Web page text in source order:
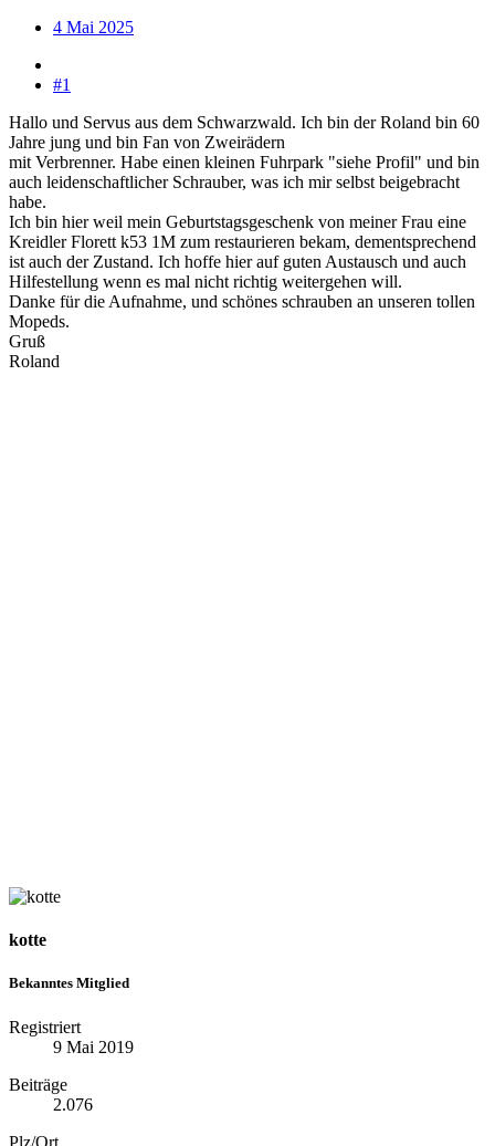
4 Mai 2025
#1
Hallo und Servus aus dem Schwarzwald. Ich bin der Roland bin 60
Jahre jung und bin Fan von Zweirädern
mit Verbrenner. Habe einen kleinen Fuhrpark "siehe Profil" und bin
auch leidenschaftlicher Schrauber, was ich mir selbst beigebracht
habe.
Ich bin hier weil mein Geburtstagsgeschenk von meiner Frau eine
Kreidler Florett k53 1M zum restaurieren bekam, dementsprechend
ist auch der Zustand. Ich hoffe hier auf guten Austausch und auch
Hilfestellung wenn es mal nicht richtig weitergehen will.
Danke für die Aufnahme, und schönes schrauben an unseren tollen
Mopeds.
Gruß
Roland
kotte
Bekanntes Mitglied
Registriert
9 Mai 2019
Beiträge
2.076
Plz/Ort